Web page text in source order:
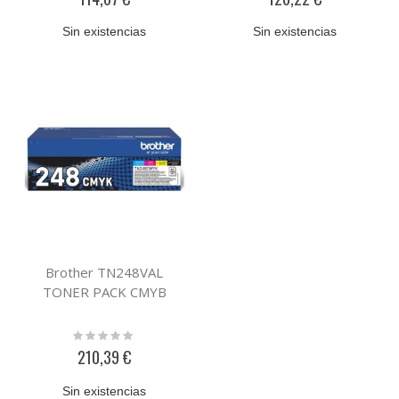
Sin existencias Sin existencias
Brother TN248VAL
TONER PACK CMYB
Rating:
210,39 €
Sin existencias